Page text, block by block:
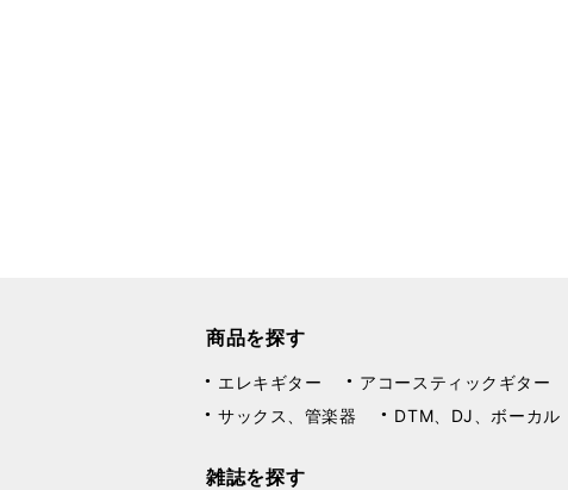
商品を探す
エレキギター アコースティックギター
サックス、管楽器
DTM、DJ、ボーカル
雑誌を探す